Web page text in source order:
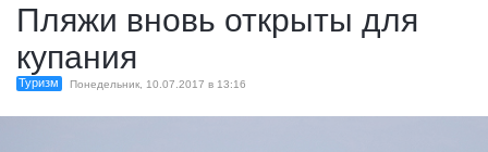
Пляжи вновь открыты для
купания
Туризм Понедельник, 10.07.2017 в 13:16